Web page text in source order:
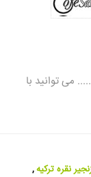
..... می توانید با
نقره ترکیه,